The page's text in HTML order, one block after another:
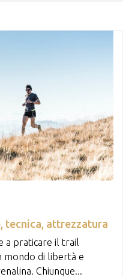
tecnica, attrezzatura
a praticare il trail
mondo di libertà e
Chiunque...